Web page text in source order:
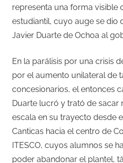
representa una forma visible
estudiantil, cuyo auge se dio
Javier Duarte de Ochoa al
En la parálisis por una crisis
por el aumento unilateral de
concesionarios, el entonces
Duarte lucró y trató de sacar
escala en su trayecto desde
Canticas hacia el centro de
ITESCO, cuyos alumnos se
poder abandonar el plantel,